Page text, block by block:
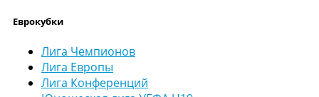
Еврокубки
Лига Чемпионов
Лига Европы
Лига Конференций